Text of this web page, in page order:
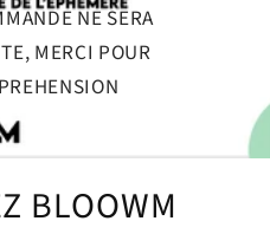
NE SERA
MERCI POUR
BLOOWM